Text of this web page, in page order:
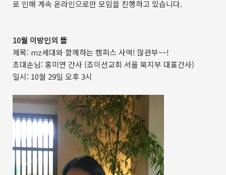
로 인해 계속 온라인으로만 모임을 진행하고 있습니다.
10월 이방인의 뜰
제목: mz세대와 함께하는 캠퍼스 사역! 많관부~~!
초대손님: 홍미연 간사 (죠이선교회 서울 북지부 대표간사)
일시: 10월 29일 오후 3시